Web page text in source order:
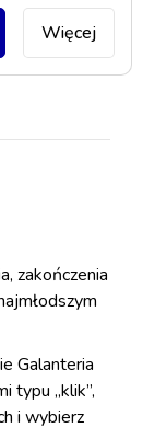
Więcej
zakończenia
Galanteria
typu „klik”,
i wybierz